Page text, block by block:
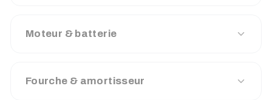
Moteur & batterie
Fourche & amortisseur